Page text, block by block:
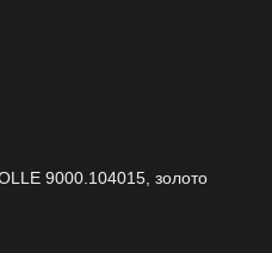
9000.104015, золото